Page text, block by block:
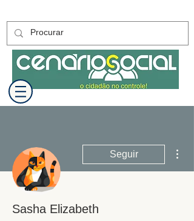
Seguir
Sasha Elizabeth